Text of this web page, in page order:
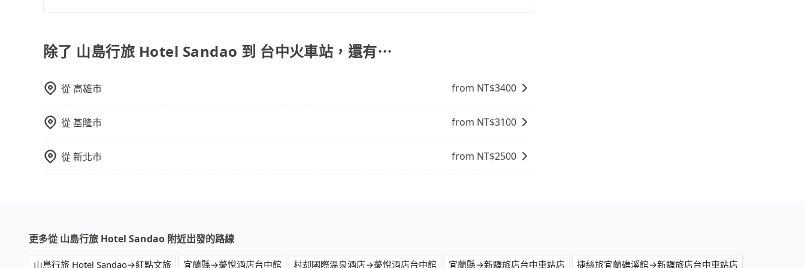
除了 山島行旅 Hotel Sandao 到 台中火車站，還有⋯
從 高雄市 from NT$3400
從基隆市 from NT$3100
從新北市 from NT$2500
更多從 山島行旅 Hotel Sandao 附近出發的路線
山島行旅 Hotel Sandao→紅點文旅 宜蘭縣→薆悅酒店台中館 村却國際溫泉酒店→薆悅酒店台中館 宜蘭縣→新驛旅店台中車站店 捷絲旅宜蘭礁溪館→新驛旅店台中車站店